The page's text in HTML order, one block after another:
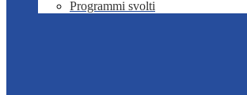
Programmi svolti